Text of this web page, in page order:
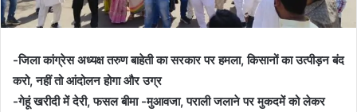
-जिला कांग्रेस अध्यक्ष तरुण बाहेती का सरकार पर हमला, किसानों का उत्पीड़न बंद
करो, नहीं तो आंदोलन होगा और उग्र
-गेहूं खरीदी में देरी, फसल बीमा -मुआवजा, पराली जलाने पर मुकदमें को लेकर